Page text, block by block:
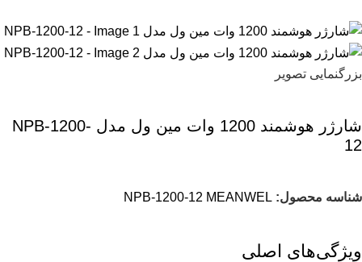
بزرگنمایی تصویر
شارژر هوشمند 1200 وات مین ول مدل NPB-1200-
12
شناسه محصول: NPB-1200-12 MEANWEL
ویژگی‌های اصلی